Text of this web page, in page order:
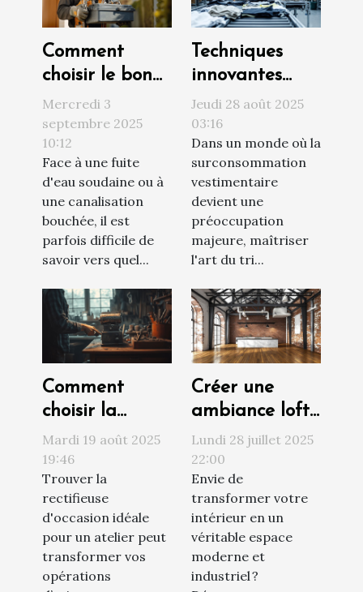
Comment
choisir le bon
service de
plomberie pour
vos urgences ?
Mercredi 3
septembre 2025
10:12
Face à une fuite
d'eau soudaine ou à
une canalisation
bouchée, il est
parfois difficile de
savoir vers quel...
Techniques
innovantes
pour un tri
efficace des
vêtements
Jeudi 28 août 2025
03:16
Dans un monde où la
surconsommation
vestimentaire
devient une
préoccupation
majeure, maîtriser
l'art du tri...
Comment
choisir la
meilleure
rectifieuse
d'occasion pour
votre atelier ?
Mardi 19 août 2025
19:46
Trouver la
rectifieuse
d'occasion idéale
pour un atelier peut
transformer vos
opérations
Créer une
ambiance loft :
matériaux et
couleurs clés
Lundi 28 juillet 2025
22:00
Envie de
transformer votre
intérieur en un
véritable espace
moderne et
industriel ?